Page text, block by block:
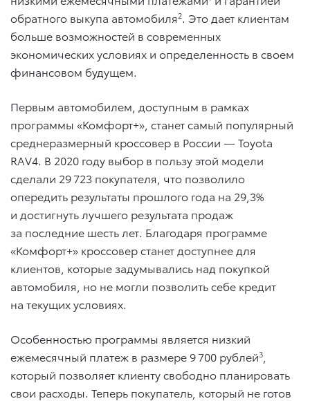
обратного выкупа автомобиля2. Это дает клиентам
больше возможностей в современных
экономических условиях и определенность в своем
финансовом будущем.
Первым автомобилем, доступным в рамках
программы «Комфорт+», станет самый популярный
среднеразмерный кроссовер в России — Toyota
RAV4. В 2020 году выбор в пользу этой модели
сделали 29 723 покупателя, что позволило
опередить результаты прошлого года на 29,3%
и достигнуть лучшего результата продаж
за последние шесть лет. Благодаря программе
«Комфорт+» кроссовер станет доступнее для
клиентов, которые задумывались над покупкой
автомобиля, но не могли позволить себе кредит
на текущих условиях.
Особенностью программы является низкий
ежемесячный платеж в размере 9 700 рублей3
который позволяет клиенту свободно планировать
свои расходы. Теперь покупатель, который не готов